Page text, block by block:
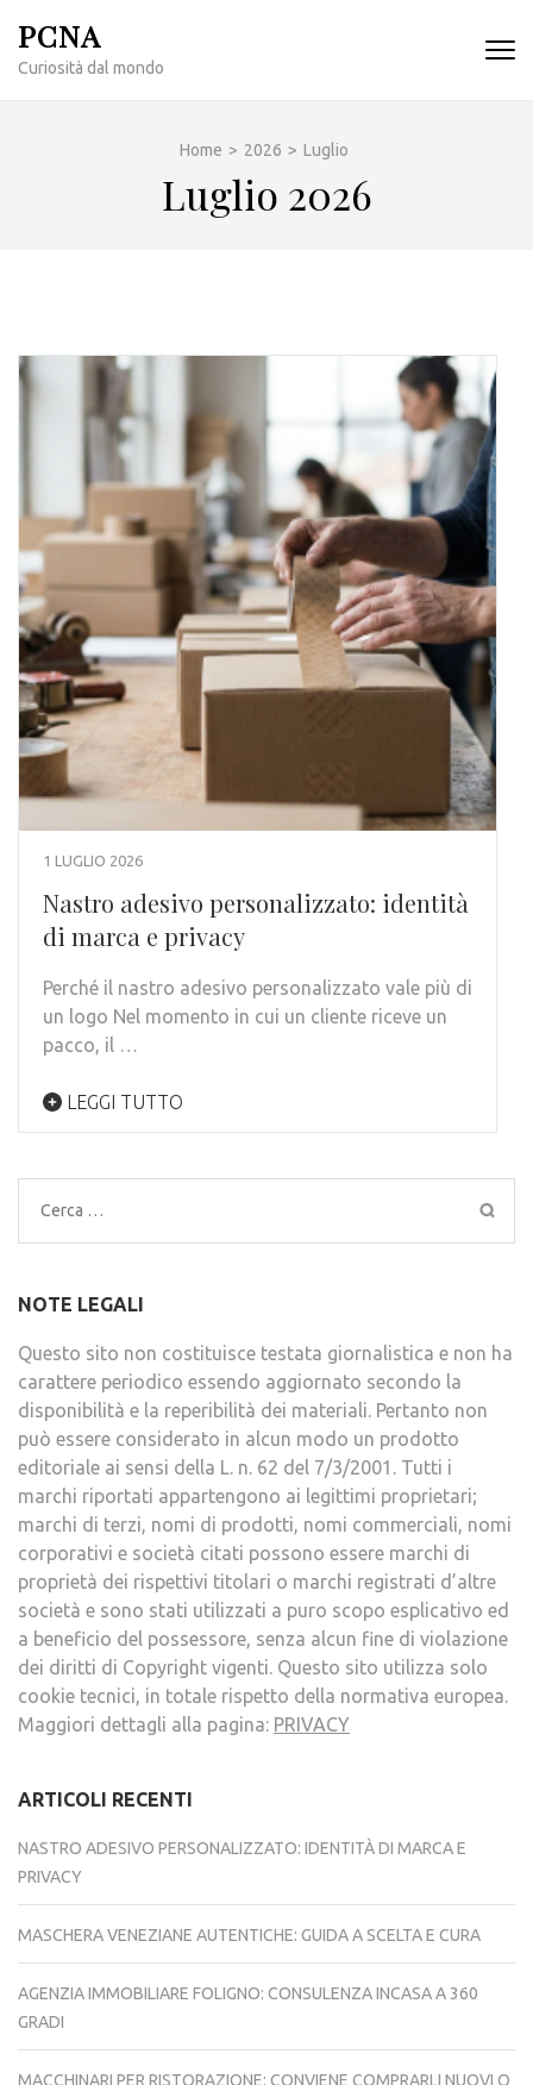
contenuto
PCNA
Curiosità dal mondo
Home > 2026 > Luglio
Luglio 2026
1 LUGLIO 2026
Nastro adesivo personalizzato: identità
di marca e privacy
Perché il nastro adesivo personalizzato vale più di
un logo Nel momento in cui un cliente riceve un
pacco, il …
LEGGI TUTTO
Ricerca
per:
NOTE LEGALI
Questo sito non costituisce testata giornalistica e non ha
carattere periodico essendo aggiornato secondo la
disponibilità e la reperibilità dei materiali. Pertanto non
può essere considerato in alcun modo un prodotto
editoriale ai sensi della L. n. 62 del 7/3/2001. Tutti i
marchi riportati appartengono ai legittimi proprietari;
marchi di terzi, nomi di prodotti, nomi commerciali, nomi
corporativi e società citati possono essere marchi di
proprietà dei rispettivi titolari o marchi registrati d’altre
società e sono stati utilizzati a puro scopo esplicativo ed
a beneficio del possessore, senza alcun fine di violazione
dei diritti di Copyright vigenti. Questo sito utilizza solo
cookie tecnici, in totale rispetto della normativa europea.
Maggiori dettagli alla pagina: PRIVACY
ARTICOLI RECENTI
NASTRO ADESIVO PERSONALIZZATO: IDENTITÀ DI MARCA E
PRIVACY
MASCHERA VENEZIANE AUTENTICHE: GUIDA A SCELTA E CURA
AGENZIA IMMOBILIARE FOLIGNO: CONSULENZA INCASA A 360
GRADI
MACCHINARI PER RISTORAZIONE: CONVIENE COMPRARLI NUOVI O